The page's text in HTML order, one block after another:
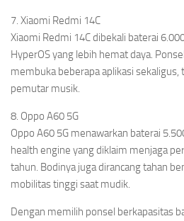
7. Xiaomi Redmi 14C
Xiaomi Redmi 14C dibekali baterai
HyperOS yang lebih hemat daya.
membuka beberapa aplikasi sekaligus,
pemutar musik.
8. Oppo A60 5G
Oppo A60 5G menawarkan baterai
health engine yang diklaim menjaga
tahun. Bodinya juga dirancang tahan
mobilitas tinggi saat mudik.
Dengan memilih ponsel berkapasitas